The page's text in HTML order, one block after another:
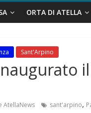
ORTA DI ATELLA
Sant'Arpino
AtellaNews sant'arpino,